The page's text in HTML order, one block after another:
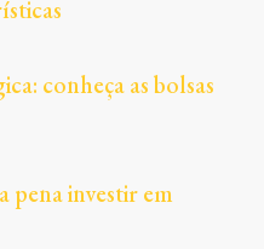
conheça as bolsas
pena investir em